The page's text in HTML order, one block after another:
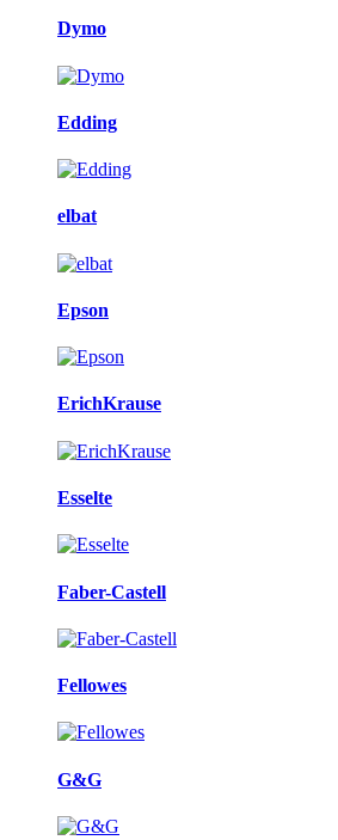
Dymo
Edding
elbat
Epson
ErichKrause
Esselte
Faber-Castell
Fellowes
G&G